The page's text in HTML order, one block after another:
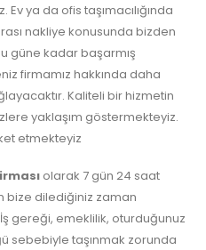
Ev ya da ofis taşımacılığında
nakliye konusunda bizden
güne kadar başarmış
firmamız hakkında daha
Kaliteli bir hizmetin
yaklaşım göstermekteyiz.
etmekteyiz
olarak 7 gün 24 saat
bize dilediğiniz zaman
gereği, emeklilik, oturduğunuz
sebebiyle taşınmak zorunda